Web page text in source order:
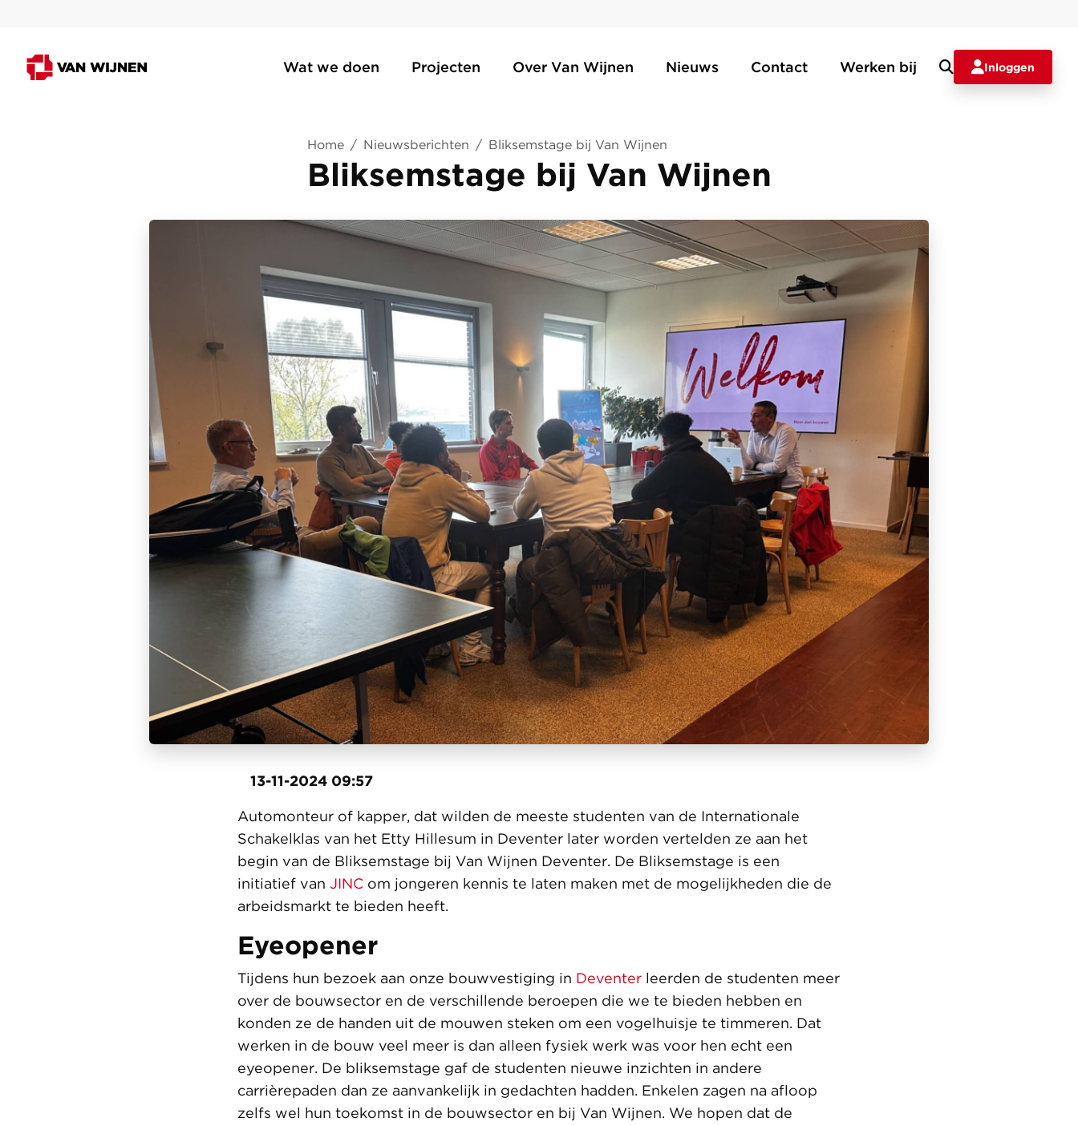
Wat we doen Projecten Over Van Wijnen Nieuws Contact Werken bij Inloggen
Home / Nieuwsberichten / Bliksemstage bij Van Wijnen
Bliksemstage bij Van Wijnen
13-11-2024 09:57
Automonteur of kapper, dat wilden de meeste studenten van de Internationale
Schakelklas van het Etty Hillesum in Deventer later worden vertelden ze aan het
begin van de Bliksemstage bij Van Wijnen Deventer. De Bliksemstage is een
initiatief van JINC om jongeren kennis te laten maken met de mogelijkheden die de
arbeidsmarkt te bieden heeft.
Eyeopener
Tijdens hun bezoek aan onze bouwvestiging in Deventer leerden de studenten meer
over de bouwsector en de verschillende beroepen die we te bieden hebben en
konden ze de handen uit de mouwen steken om een vogelhuisje te timmeren. Dat
werken in de bouw veel meer is dan alleen fysiek werk was voor hen echt een
eyeopener. De bliksemstage gaf de studenten nieuwe inzichten in andere
carrièrepaden dan ze aanvankelijk in gedachten hadden. Enkelen zagen na afloop
zelfs wel hun toekomst in de bouwsector en bij Van Wijnen. We hopen dat de